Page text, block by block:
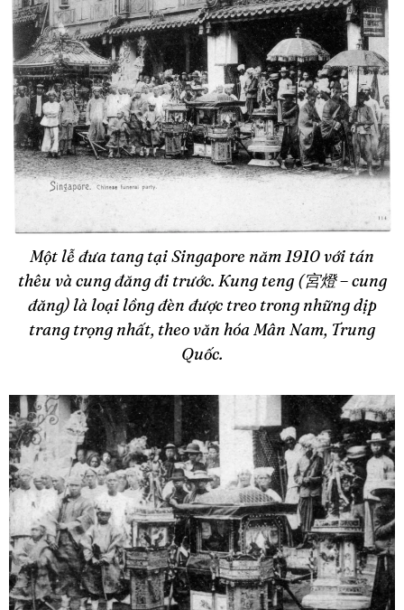
Một lễ đưa tang tại Singapore năm 1910 với tán
thêu và cung đăng đi trước. Kung teng (宮燈 – cung
đăng) là loại lồng đèn được treo trong những dịp
trang trọng nhất, theo văn hóa Mân Nam, Trung
Quốc.